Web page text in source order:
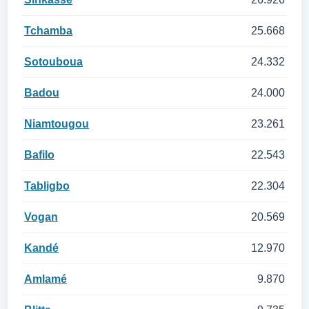
Tchamba 25.668
Sotouboua 24.332
Badou 24.000
Niamtougou 23.261
Bafilo 22.543
Tabligbo 22.304
Vogan 20.569
Kandé 12.970
Amlamé 9.870